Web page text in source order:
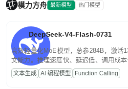
模力方舟 最新模型 热门模型
DeepSeek-V4-Flash-0731
高效轻量化MoE模型，总参284B，激活
文能力。推理速度快、延迟低、调用成
高并发、轻量化任务，适合日常对话、
文案处理等普惠刚需场景。
文本生成 AI 编程模型 Function Calling